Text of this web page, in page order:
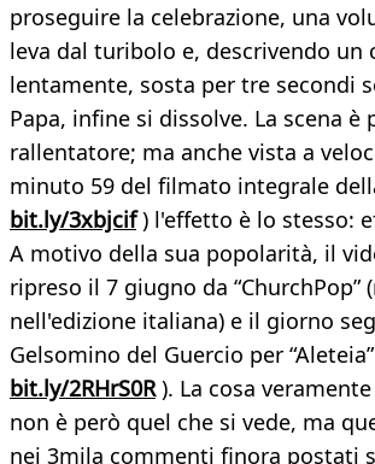
proseguire la celebrazione, una
leva dal turibolo e, descrivendo un
lentamente, sosta per tre secondi
Papa, infine si dissolve. La scena è
rallentatore; ma anche vista a
minuto 59 del filmato integrale
bit.ly/3xbjcif) l'effetto è lo stesso:
A motivo della sua popolarità, il
ripreso il 7 giugno da “ChurchPop”
nell'edizione italiana) e il giorno
Gelsomino del Guercio per
bit.ly/2RHrS0R). La cosa
non è però quel che si vede, ma
nei 3mila commenti finora postati